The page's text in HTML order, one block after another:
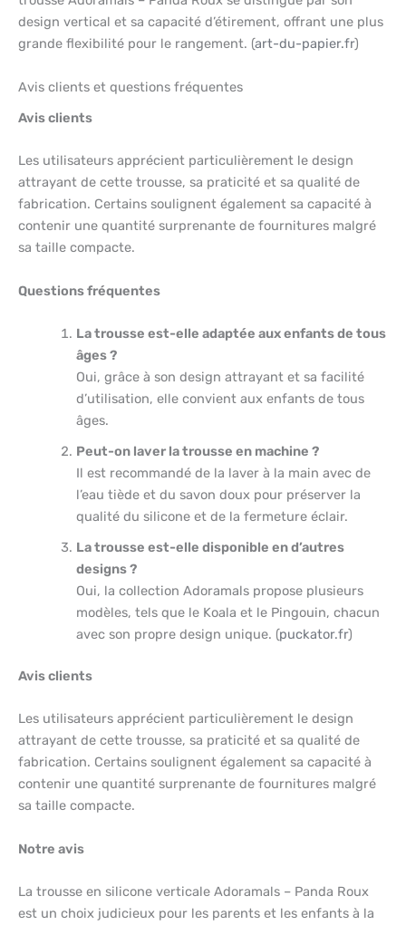
design vertical et sa capacité d’étirement, offrant une plus
grande flexibilité pour le rangement. (art-du-papier.fr)
Avis clients et questions fréquentes
Avis clients
Les utilisateurs apprécient particulièrement le design
attrayant de cette trousse, sa praticité et sa qualité de
fabrication. Certains soulignent également sa capacité à
contenir une quantité surprenante de fournitures malgré
sa taille compacte.
Questions fréquentes
La trousse est-elle adaptée aux enfants de tous
âges ?
Oui, grâce à son design attrayant et sa facilité
d’utilisation, elle convient aux enfants de tous
âges.
Peut-on laver la trousse en machine ?
Il est recommandé de la laver à la main avec de
l’eau tiède et du savon doux pour préserver la
qualité du silicone et de la fermeture éclair.
La trousse est-elle disponible en d’autres
designs ?
Oui, la collection Adoramals propose plusieurs
modèles, tels que le Koala et le Pingouin, chacun
avec son propre design unique. (puckator.fr)
Avis clients
Les utilisateurs apprécient particulièrement le design
attrayant de cette trousse, sa praticité et sa qualité de
fabrication. Certains soulignent également sa capacité à
contenir une quantité surprenante de fournitures malgré
sa taille compacte.
Notre avis
La trousse en silicone verticale Adoramals – Panda Roux
est un choix judicieux pour les parents et les enfants à la